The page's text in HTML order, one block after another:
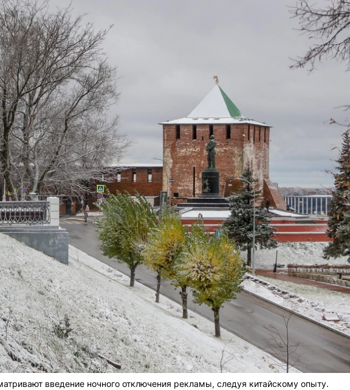
введение ночного отключения рекламы, следуя китайскому опыту.